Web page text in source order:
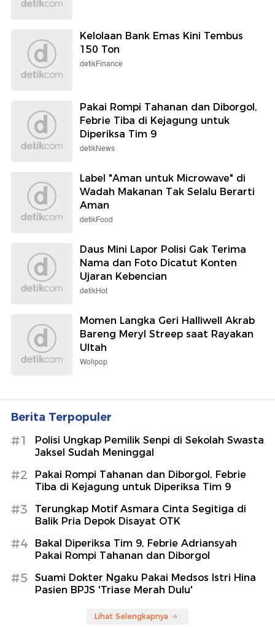
Kelolaan Bank Emas Kini Tembus
150 Ton
detikFinance
Pakai Rompi Tahanan dan Diborgol,
Febrie Tiba di Kejagung untuk
Diperiksa Tim 9
detikNews
Label "Aman untuk Microwave" di
Wadah Makanan Tak Selalu Berarti
Aman
detikFood
Daus Mini Lapor Polisi Gak Terima
Nama dan Foto Dicatut Konten
Ujaran Kebencian
detikHot
Momen Langka Geri Halliwell Akrab
Bareng Meryl Streep saat Rayakan
Ultah
Wolipop
Berita Terpopuler
#1
Polisi Ungkap Pemilik Senpi di Sekolah Swasta
Jaksel Sudah Meninggal
#2
Pakai Rompi Tahanan dan Diborgol, Febrie
Tiba di Kejagung untuk Diperiksa Tim 9
#3
Terungkap Motif Asmara Cinta Segitiga di
Balik Pria Depok Disayat OTK
#4
Bakal Diperiksa Tim 9, Febrie Adriansyah
Pakai Rompi Tahanan dan Diborgol
#5
Suami Dokter Ngaku Pakai Medsos Istri Hina
Pasien BPJS 'Triase Merah Dulu'
Lihat Selengkapnya